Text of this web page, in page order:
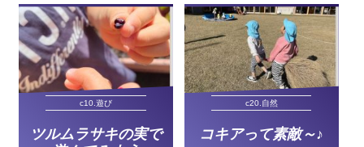
c10.遊び
ツルムラサキの実で
c20.自然
コキアって素敵～♪